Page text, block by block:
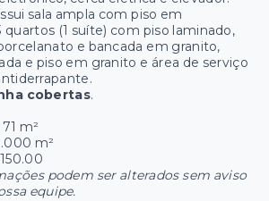
sala ampla com piso em
quartos (1 suíte) com piso laminado,
e bancada em granito,
e piso em granito e área de serviço
cobertas.
m²
m²
podem ser alterados sem aviso
equipe.